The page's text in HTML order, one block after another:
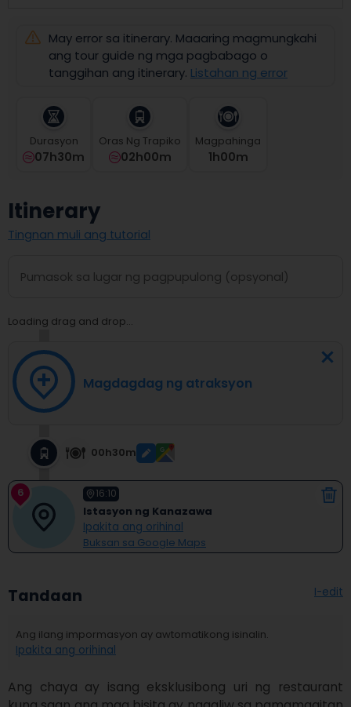
date.
get
the
for
dates.
May error sa itinerary. Maaaring magmungkahi
ang tour guide ng mga pagbabago o
tanggihan ang itinerary. Listahan ng error
Durasyon
07h30m
Oras Ng Trapiko
02h00m
Magpahinga
1H00M
Itinerary
Tingnan muli ang tutorial
Loading drag and drop...
Magdagdag ng atraksyon
00h30m
6 16:10
Istasyon ng Kanazawa
Ipakita ang orihinal
Buksan sa Google Maps
Tandaan I-edit
Ang ilang impormasyon ay awtomatikong isinalin.
Ipakita ang orihinal
Ang chaya ay isang eksklusibong uri ng restaurant